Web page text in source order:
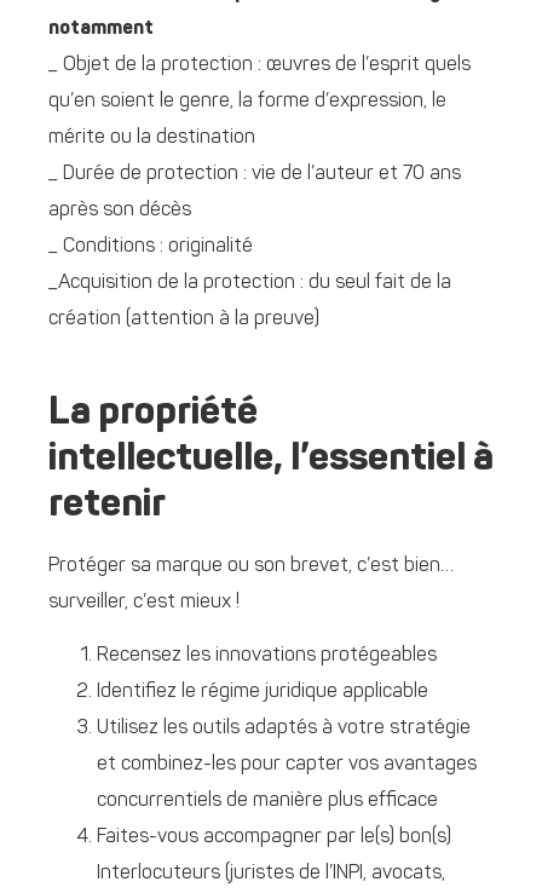
notamment
_ Objet de la protection : œuvres de l’esprit quels
qu’en soient le genre, la forme d’expression, le
mérite ou la destination
_ Durée de protection : vie de l’auteur et 70 ans
après son décès
_ Conditions : originalité
_Acquisition de la protection : du seul fait de la
création (attention à la preuve)
La propriété
intellectuelle, l’essentiel à
retenir
Protéger sa marque ou son brevet, c’est bien…
surveiller, c’est mieux !
Recensez les innovations protégeables
Identifiez le régime juridique applicable
Utilisez les outils adaptés à votre stratégie
et combinez-les pour capter vos avantages
concurrentiels de manière plus efficace
Faites-vous accompagner par le(s) bon(s)
Interlocuteurs (juristes de l’INPI, avocats,